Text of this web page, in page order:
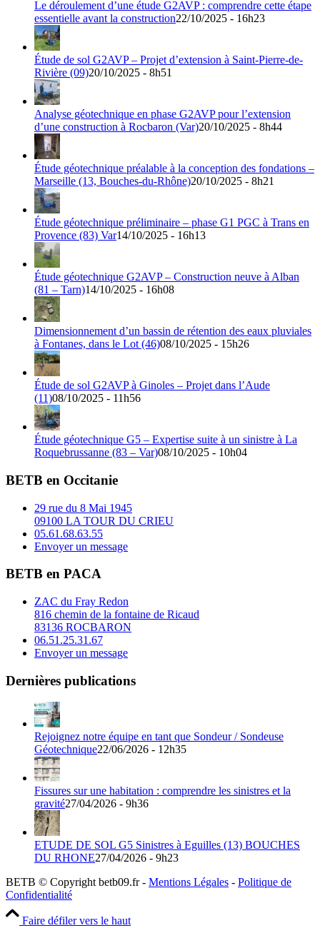
Le déroulement d’une étude G2AVP : comprendre cette étape
essentielle avant la construction22/10/2025 - 16h23
Étude de sol G2AVP – Projet d’extension à Saint-Pierre-de-
Rivière (09)20/10/2025 - 8h51
Analyse géotechnique en phase G2AVP pour l’extension
d’une construction à Rocbaron (Var)20/10/2025 - 8h44
Étude géotechnique préalable à la conception des fondations –
Marseille (13, Bouches-du-Rhône)20/10/2025 - 8h21
Étude géotechnique préliminaire – phase G1 PGC à Trans en
Provence (83) Var14/10/2025 - 16h13
Étude géotechnique G2AVP – Construction neuve à Alban
(81 – Tarn)14/10/2025 - 16h08
Dimensionnement d’un bassin de rétention des eaux pluviales
à Fontanes, dans le Lot (46)08/10/2025 - 15h26
Étude de sol G2AVP à Ginoles – Projet dans l’Aude
(11)08/10/2025 - 11h56
Étude géotechnique G5 – Expertise suite à un sinistre à La
Roquebrussanne (83 – Var)08/10/2025 - 10h04
BETB en Occitanie
29 rue du 8 Mai 1945
09100 LA TOUR DU CRIEU
05.61.68.63.55
Envoyer un message
BETB en PACA
ZAC du Fray Redon
816 chemin de la fontaine de Ricaud
83136 ROCBARON
06.51.25.31.67
Envoyer un message
Dernières publications
Rejoignez notre équipe en tant que Sondeur / Sondeuse
Géotechnique22/06/2026 - 12h35
Fissures sur une habitation : comprendre les sinistres et la
gravité27/04/2026 - 9h36
ETUDE DE SOL G5 Sinistres à Eguilles (13) BOUCHES
DU RHONE27/04/2026 - 9h23
BETB © Copyright betb09.fr - Mentions Légales - Politique de
Confidentialité
Faire défiler vers le haut